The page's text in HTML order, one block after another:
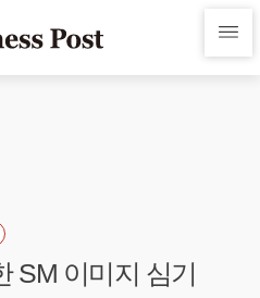
SM 이미지 심기